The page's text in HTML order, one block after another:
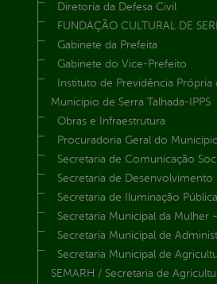
Diretoria da Defesa Civil
FUNDAÇÃO CULTURAL DE
Gabinete da Prefeita
Gabinete do Vice-Prefeito
Instituto de Previdência
Município de Serra Talhada-IPPS
Obras e Infraestrutura
Procuradoria Geral do
Secretaria de Comunicação
Secretaria de
Secretaria de Iluminação
Secretaria Municipal da Mulher
Secretaria Municipal de
Secretaria Municipal de
SEMARH / Secretaria de